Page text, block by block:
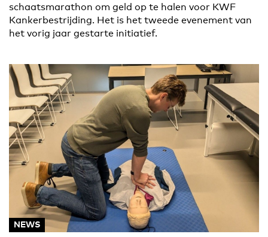
schaatsmarathon om geld op te halen voor KWF
Kankerbestrijding. Het is het tweede evenement van
het vorig jaar gestarte initiatief.
NEWS